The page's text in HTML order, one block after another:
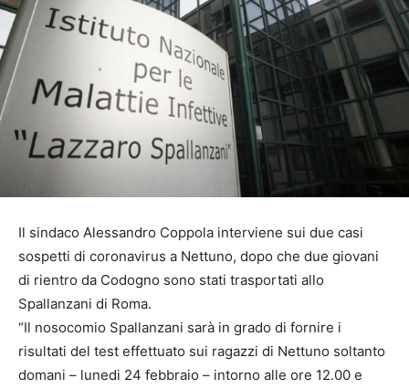
Il sindaco Alessandro Coppola interviene sui due casi
sospetti di coronavirus a Nettuno, dopo che due giovani
di rientro da Codogno sono stati trasportati allo
Spallanzani di Roma.
“Il nosocomio Spallanzani sarà in grado di fornire i
risultati del test effettuato sui ragazzi di Nettuno soltanto
domani – lunedi 24 febbraio – intorno alle ore 12.00 e